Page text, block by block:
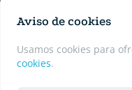
Aviso de cookies
Usamos cookies para
cookies.